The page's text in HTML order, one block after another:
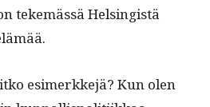
tekemässä Helsingistä
esimerkke­jä? Kun olen